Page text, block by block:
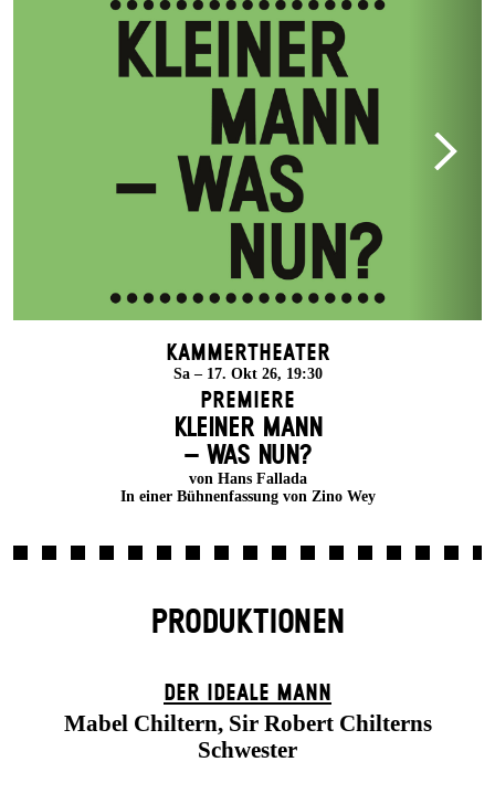
Kammertheater
Sa – 17. Okt 26, 19:30
Premiere
KLEINER MANN
– WAS NUN?
von Hans Fallada
In einer Bühnenfassung von Zino Wey
PRODUKTIONEN
DER IDEALE MANN
Mabel Chiltern, Sir Robert Chilterns
Schwester